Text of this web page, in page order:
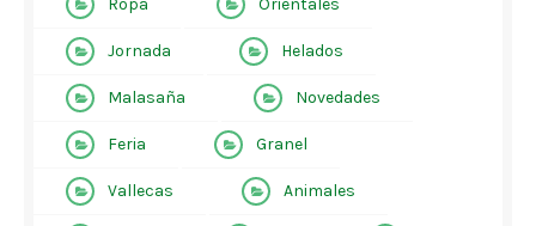
Ropa Orientales
Jornada Helados
Malasaña Novedades
Feria Granel
Vallecas Animales